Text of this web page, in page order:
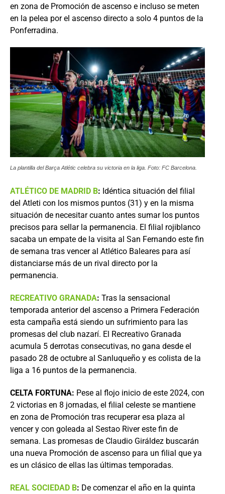
en zona de Promoción de ascenso e incluso se meten
en la pelea por el ascenso directo a solo 4 puntos de la
Ponferradina.
La plantilla del Barça Atlétic celebra su victoria en la liga. Foto: FC Barcelona.
ATLÉTICO DE MADRID B: Idéntica situación del filial
del Atleti con los mismos puntos (31) y en la misma
situación de necesitar cuanto antes sumar los puntos
precisos para sellar la permanencia. El filial rojiblanco
sacaba un empate de la visita al San Fernando este fin
de semana tras vencer al Atlético Baleares para así
distanciarse más de un rival directo por la
permanencia.
RECREATIVO GRANADA: Tras la sensacional
temporada anterior del ascenso a Primera Federación
esta campaña está siendo un sufrimiento para las
promesas del club nazarí. El Recreativo Granada
acumula 5 derrotas consecutivas, no gana desde el
pasado 28 de octubre al Sanluqueño y es colista de la
liga a 16 puntos de la permanencia.
CELTA FORTUNA: Pese al flojo inicio de este 2024, con
2 victorias en 8 jornadas, el filial celeste se mantiene
en zona de Promoción tras recuperar esa plaza al
vencer y con goleada al Sestao River este fin de
semana. Las promesas de Claudio Giráldez buscarán
una nueva Promoción de ascenso para un filial que ya
es un clásico de ellas las últimas temporadas.
REAL SOCIEDAD B: De comenzar el año en la quinta